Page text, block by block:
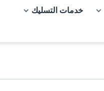
خدمات التسليك